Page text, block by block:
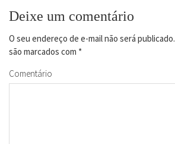
Deixe um comentário
O seu endereço de e-mail não será publicado.
são marcados com *
Comentário